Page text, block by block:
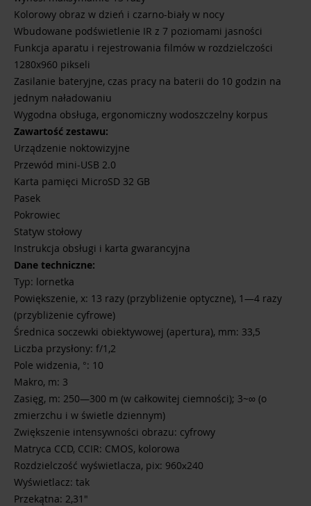
Kolorowy obraz w dzień i czarno-biały w nocy
Wbudowane podświetlenie IR z 7 poziomami jasności
Funkcja aparatu i rejestrowania filmów w rozdzielczości
1280x960 pikseli
Zasilanie bateryjne, czas pracy na baterii do 10 godzin na
jednym naładowaniu
Wygodna obsługa, ergonomiczny wodoszczelny korpus
Zawartość zestawu:
Urządzenie noktowizyjne
Przewód mini-USB 2.0
Karta pamięci MicroSD 32 GB
Pasek
Pokrowiec
Statyw stołowy
Instrukcja obsługi i karta gwarancyjna
Dane techniczne:
Typ: lornetka
Powiększenie, x: 13 razy (przybliżenie optyczne), 1—4 razy
(przybliżenie cyfrowe)
Średnica soczewki obiektywowej (apertura), mm: 33,5
Liczba przysłony: f/1,2
Pole widzenia, °: 10
Makro, m: 3
Zasięg, m: 250—300 m (w całkowitej ciemności); 3~∞ (o
zmierzchu i w świetle dziennym)
Zwiększenie intensywności obrazu: cyfrowy
Matryca CCD, CCIR: CMOS, kolorowa
Rozdzielczość wyświetlacza, pix: 960х240
Wyświetlacz: tak
Przekątna: 2,31"